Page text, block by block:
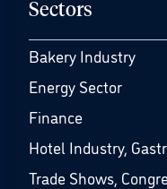
Sectors
Bakery Industry
Energy Sector
Finance
Hotel Industry,
Trade Shows,